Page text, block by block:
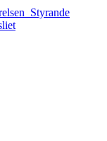
Styrande